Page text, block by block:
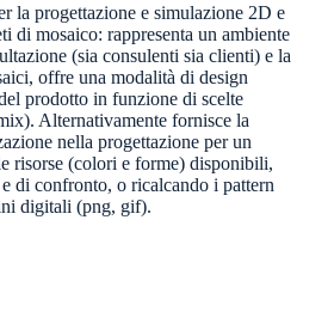
la progettazione e simulazione 2D e
di mosaico: rappresenta un ambiente
(sia consulenti sia clienti) e la
offre una modalità di design
prodotto in funzione di scelte
Alternativamente fornisce la
nella progettazione per un
risorse (colori e forme) disponibili,
di confronto, o ricalcando i pattern
digitali (png, gif).